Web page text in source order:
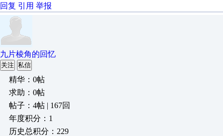
回复 引用 举报
九片棱角的回忆
关注 私信
精华：0帖
求助：0帖
帖子：4帖 | 167回
年度积分：1
历史总积分：229